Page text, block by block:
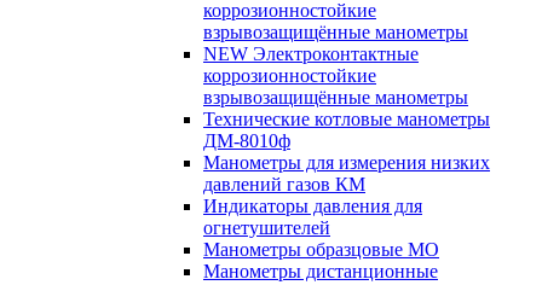
коррозионностойкие
взрывозащищённые манометры
NEW Электроконтактные
коррозионностойкие
взрывозащищённые манометры
Технические котловые манометры
ДМ-8010ф
Манометры для измерения низких
давлений газов КМ
Индикаторы давления для
огнетушителей
Манометры образцовые МО
Манометры дистанционные